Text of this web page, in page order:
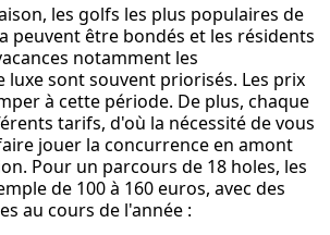
les golfs les plus populaires de
peuvent être bondés et les résidents
notamment les
luxe sont souvent priorisés. Les prix
à cette période. De plus, chaque
tarifs, d'où la nécessité de vous
jouer la concurrence en amont
Pour un parcours de 18 holes, les
de 100 à 160 euros, avec des
au cours de l'année :